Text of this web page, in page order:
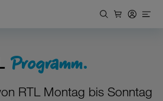
Programm.
RTL Montag bis Sonntag